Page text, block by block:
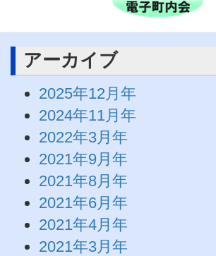
アーカイブ
2025年12月年
2024年11月年
2022年3月年
2021年9月年
2021年8月年
2021年6月年
2021年4月年
2021年3月年